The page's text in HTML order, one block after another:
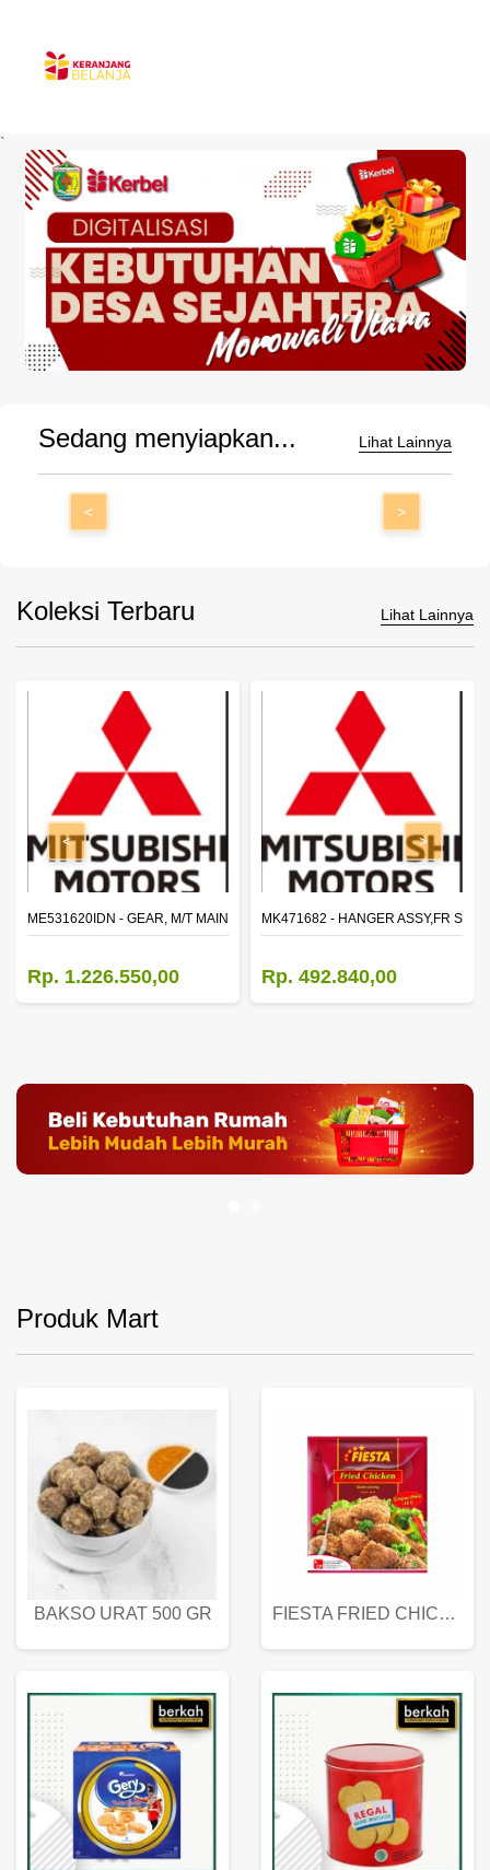
`
Sedang menyiapkan... Lihat Lainnya
< >
Koleksi Terbaru Lihat Lainnya
2ND SPEED (M035S5)
ME531620IDN - GEAR, M/T MAIN SHAFT REVERSE
Rp. 1.226.550,00
MK471682 - HANGER ASSY,FR
Rp. 492.840,00
< >
Produk Mart
BAKSO URAT 500 GR FIESTA FRIED CHICKEN 500 GR